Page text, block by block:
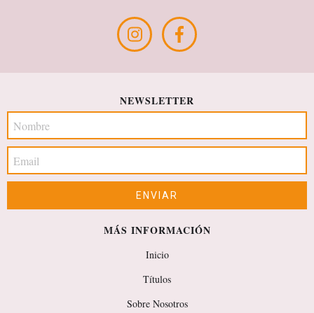
NEWSLETTER
MÁS INFORMACIÓN
Inicio
Títulos
Sobre Nosotros